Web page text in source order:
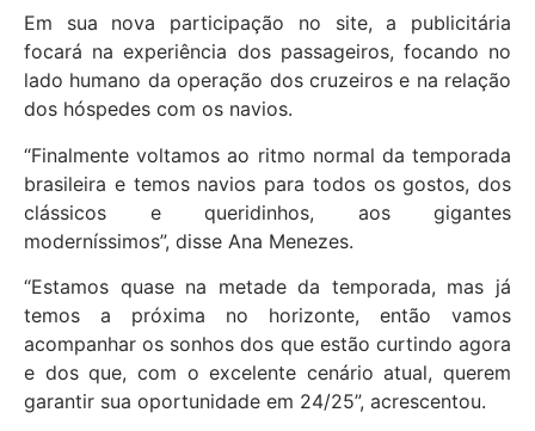
Em sua nova participação no site, a publicitária
focará na experiência dos passageiros, focando no
lado humano da operação dos cruzeiros e na relação
dos hóspedes com os navios.
“Finalmente voltamos ao ritmo normal da temporada
brasileira e temos navios para todos os gostos, dos
clássicos e queridinhos, aos gigantes
moderníssimos”, disse Ana Menezes.
“Estamos quase na metade da temporada, mas já
temos a próxima no horizonte, então vamos
acompanhar os sonhos dos que estão curtindo agora
e dos que, com o excelente cenário atual, querem
garantir sua oportunidade em 24/25”, acrescentou.